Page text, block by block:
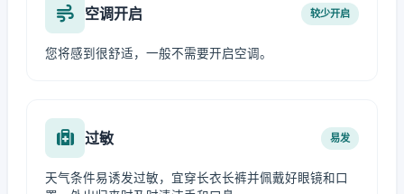
空调开启 较少开启
您将感到很舒适，一般不需要开启空调。
过敏 易发
天气条件易诱发过敏，宜穿长衣长裤并佩戴好眼镜和口